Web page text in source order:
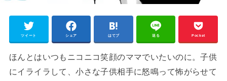
ツイート シェア はてブ 送る Pocket
ほんとはいつもニコニコ笑顔のママでいたいのに。子供
にイライラして、小さな子供相手に怒鳴って怖がらせて